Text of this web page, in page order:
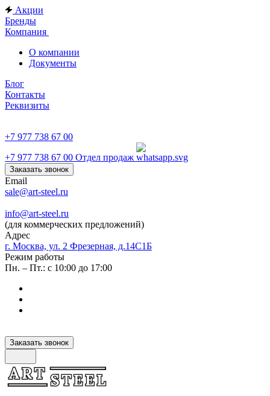
Акции
Бренды
Компания
О компании
Документы
Блог
Контакты
Реквизиты
+7 977 738 67 00
+7 977 738 67 00 Отдел продаж
Заказать звонок
Email
sale@art-steel.ru
info@art-steel.ru
(для коммерческих предложений)
Адрес
г. Москва, ул. 2 Фрезерная, д.14С1Б
Режим работы
Пн. – Пт.: с 10:00 до 17:00
Заказать звонок